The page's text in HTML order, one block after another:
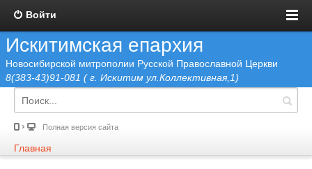
Войти
Искитимская епархия
Новосибирской митрополии Русской Православной Церкви
8(383-43)91-081 ( г. Искитим ул.Коллективная,1)
Полная версия сайта
Главная